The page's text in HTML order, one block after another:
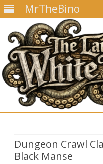
MrTheBino
Dungeon Crawl
Black Manse